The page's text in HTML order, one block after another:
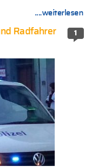
....weiterlesen
1
Radfahrer